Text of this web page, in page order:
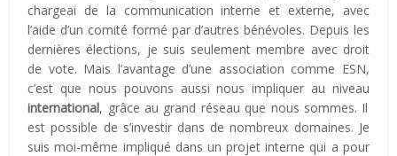
chargeai de la communication interne et externe, avec
l’aide d’un comité formé par d’autres bénévoles. Depuis les
dernières élections, je suis seulement membre avec droit
de vote. Mais l’avantage d’une association comme ESN,
c’est que nous pouvons aussi nous impliquer au niveau
international, grâce au grand réseau que nous sommes. Il
est possible de s’investir dans de nombreux domaines. Je
suis moi-même impliqué dans un projet interne qui a pour